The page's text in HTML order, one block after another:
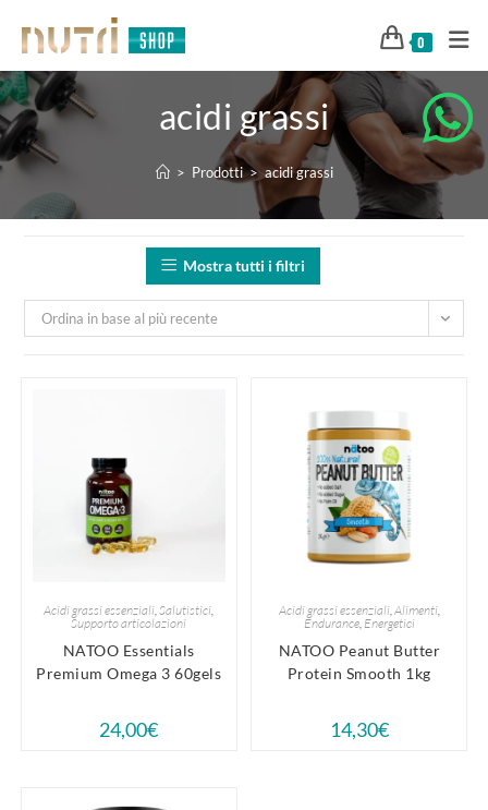
0
acidi grassi
> Prodotti > acidi grassi
Mostra tutti i filtri
Ordina in base al più recente
Acidi grassi essenziali,Salutistici,
Supporto articolazioni
NATOO Essentials
Premium Omega 3 60gels
24,00€
Acidi grassi essenziali,Alimenti,
Endurance, Energetici
NATOO Peanut Butter
Protein Smooth 1kg
14,30€